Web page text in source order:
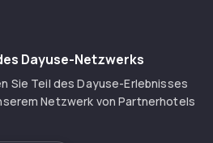
Dayuse-Netzwerks
Sie Teil des Dayuse-Erlebnisses
Netzwerk von Partnerhotels